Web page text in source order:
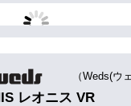
（Weds(ウ
レオニス VR